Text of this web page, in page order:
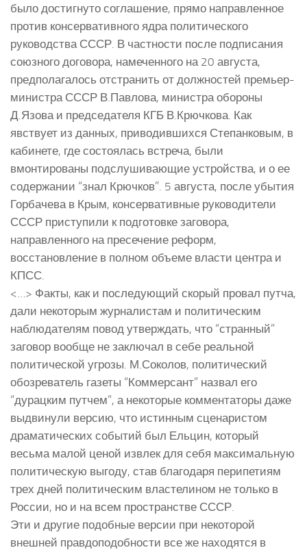
было достигнуто соглашение, прямо направленное
против консервативного ядра политического
руководства СССР. В частности после подписания
союзного договора, намеченного на 20 августа,
предполагалось отстранить от должностей премьер-
министра СССР В.Павлова, министра обороны
Д.Язова и председателя КГБ В.Крючкова. Как
явствует из данных, приводившихся Степанковым, в
кабинете, где состоялась встреча, были
вмонтированы подслушивающие устройства, и о ее
содержании “знал Крючков”. 5 августа, после убытия
Горбачева в Крым, консервативные руководители
СССР приступили к подготовке заговора,
направленного на пресечение реформ,
восстановление в полном объеме власти центра и
КПСС.
<…> Факты, как и последующий скорый провал путча,
дали некоторым журналистам и политическим
наблюдателям повод утверждать, что “странный”
заговор вообще не заключал в себе реальной
политической угрозы. М.Соколов, политический
обозреватель газеты “Коммерсант” назвал его
“дурацким путчем”, а некоторые комментаторы даже
выдвинули версию, что истинным сценаристом
драматических событий был Ельцин, который
весьма малой ценой извлек для себя максимальную
политическую выгоду, став благодаря перипетиям
трех дней политическим властелином не только в
России, но и на всем пространстве СССР.
Эти и другие подобные версии при некоторой
внешней правдоподобности все же находятся в